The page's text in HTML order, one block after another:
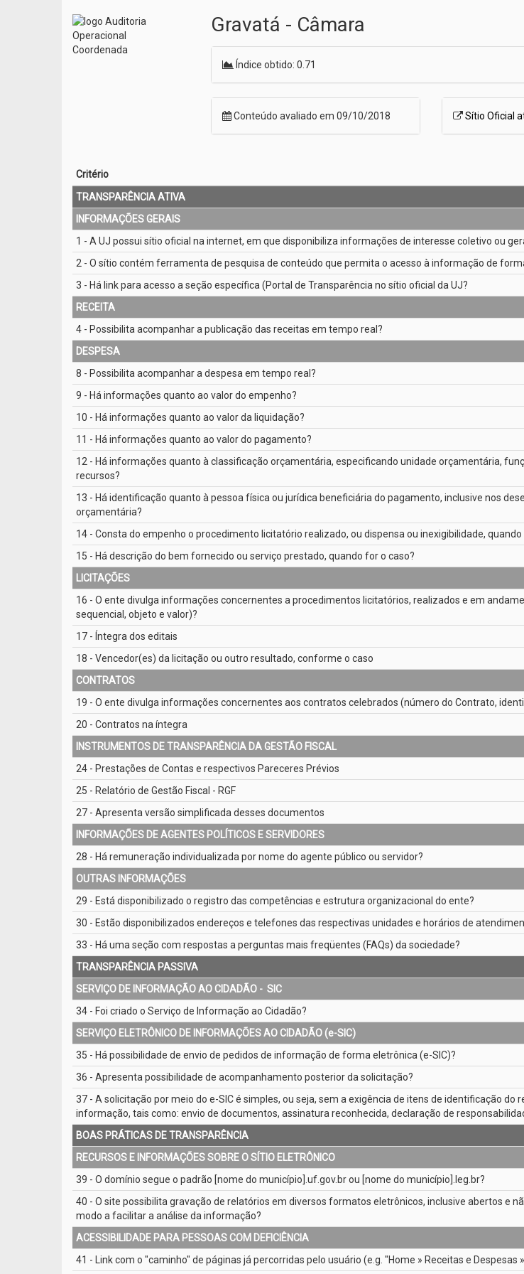
Gravatá - Câmara
Índice obtido: 0.71
Conteúdo avaliado em 09/10/2018 Sítio Oficial
Critério
TRANSPARÊNCIA ATIVA
INFORMAÇÕES GERAIS
1 - A UJ possui sítio oficial na internet, em que disponibiliza informações de interesse coletivo ou
2 - O sítio contém ferramenta de pesquisa de conteúdo que permita o acesso à informação de
3 - Há link para acesso a seção específica (Portal de Transparência no sítio oficial da UJ?
RECEITA
4 - Possibilita acompanhar a publicação das receitas em tempo real?
DESPESA
8 - Possibilita acompanhar a despesa em tempo real?
9 - Há informações quanto ao valor do empenho?
10 - Há informações quanto ao valor da liquidação?
11 - Há informações quanto ao valor do pagamento?
12 - Há informações quanto à classificação orçamentária, especificando unidade orçamentária,
recursos?
13 - Há identificação quanto à pessoa física ou jurídica beneficiária do pagamento, inclusive nos
orçamentária?
14 - Consta do empenho o procedimento licitatório realizado, ou dispensa ou inexigibilidade,
15 - Há descrição do bem fornecido ou serviço prestado, quando for o caso?
LICITAÇÕES
16 - O ente divulga informações concernentes a procedimentos licitatórios, realizados e em
sequencial, objeto e valor)?
17 - Íntegra dos editais
18 - Vencedor(es) da licitação ou outro resultado, conforme o caso
CONTRATOS
19 - O ente divulga informações concernentes aos contratos celebrados (número do Contrato,
20 - Contratos na íntegra
INSTRUMENTOS DE TRANSPARÊNCIA DA GESTÃO FISCAL
24 - Prestações de Contas e respectivos Pareceres Prévios
25 - Relatório de Gestão Fiscal - RGF
27 - Apresenta versão simplificada desses documentos
INFORMAÇÕES DE AGENTES POLÍTICOS E SERVIDORES
28 - Há remuneração individualizada por nome do agente público ou servidor?
OUTRAS INFORMAÇÕES
29 - Está disponibilizado o registro das competências e estrutura organizacional do ente?
30 - Estão disponibilizados endereços e telefones das respectivas unidades e horários de
33 - Há uma seção com respostas a perguntas mais freqüentes (FAQs) da sociedade?
TRANSPARÊNCIA PASSIVA
SERVIÇO DE INFORMAÇÃO AO CIDADÃO - ­ SIC
34 - Foi criado o Serviço de Informação ao Cidadão?
SERVIÇO ELETRÔNICO DE INFORMAÇÕES AO CIDADÃO (e­-SIC)
35 - Há possibilidade de envio de pedidos de informação de forma eletrônica (e­-SIC)?
36 - Apresenta possibilidade de acompanhamento posterior da solicitação?
37 - A solicitação por meio do e­-SIC é simples, ou seja, sem a exigência de itens de identificação
informação, tais como: envio de documentos, assinatura reconhecida, declaração de
BOAS PRÁTICAS DE TRANSPARÊNCIA
RECURSOS E INFORMAÇÕES SOBRE O SÍTIO ELETRÔNICO
39 - O domínio segue o padrão [nome do município].uf.gov.br ou [nome do município].leg.br?
40 - O site possibilita gravação de relatórios em diversos formatos eletrônicos, inclusive abertos e
modo a facilitar a análise da informação?
ACESSIBILIDADE PARA PESSOAS COM DEFICIÊNCIA
41 - Link com o "caminho" de páginas já percorridas pelo usuário (e.g. "Home » Receitas e Despesas